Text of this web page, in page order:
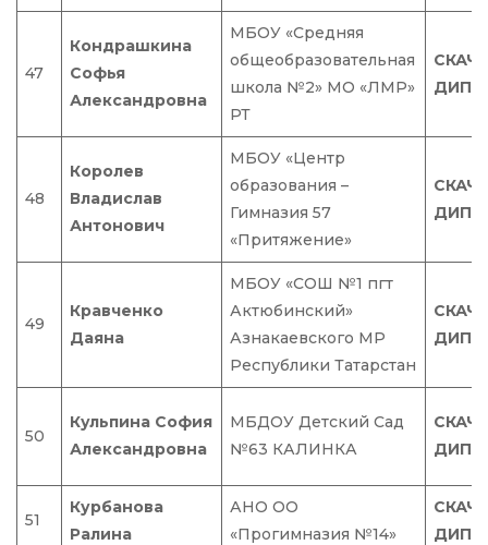
47
Кондрашкина
Софья
Александровна
МБОУ «Средняя
общеобразовательная
школа №2» МО «ЛМР»
РТ
48
Королев
Владислав
Антонович
МБОУ «Центр
образования –
Гимназия 57
«Притяжение»
49
Кравченко
Даяна
МБОУ «СОШ №1 пгт
Актюбинский»
Азнакаевского МР
Республики Татарстан
50
Кульпина София
Александровна
МБДОУ Детский Сад
№63 КАЛИНКА
51
Курбанова
Ралина
АНО ОО
«Прогимназия №14»